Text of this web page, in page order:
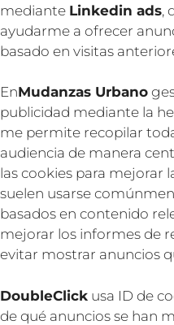
mediante Linkedin ads,
ayudarme a ofrecer
basado en visitas
EnMudanzas Urbano
publicidad mediante la
me permite recopilar
audiencia de manera
las cookies para mejorar
suelen usarse
basados en contenido
mejorar los informes de
evitar mostrar anuncios
DoubleClick usa ID de
de qué anuncios se han